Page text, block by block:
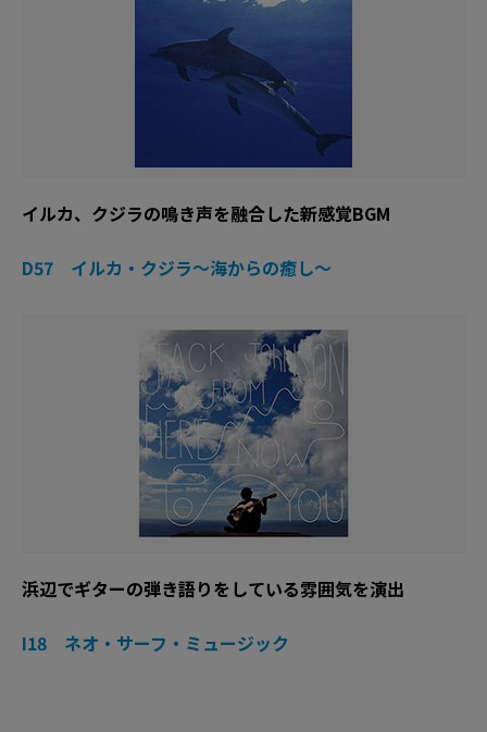
イルカ、クジラの鳴き声を融合した新感覚BGM
D57 イルカ・クジラ〜海からの癒し〜
浜辺でギターの弾き語りをしている雰囲気を演出
I18 ネオ・サーフ・ミュージック